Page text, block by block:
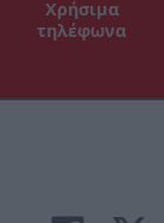
Χρήσιμα
τηλέφωνα